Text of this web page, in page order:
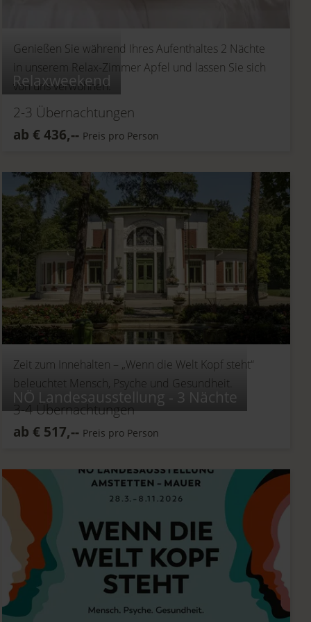
Relaxweekend
Genießen Sie während Ihres Aufenthaltes 2 Nächte
in unserem Relax-Zimmer Apfel und lassen Sie sich
von uns verwöhnen.
2-3 Übernachtungen
ab € 436,-- Preis pro Person
NÖ Landesausstellung - 3 Nächte
Zeit zum Innehalten – „Wenn die Welt Kopf steht“
beleuchtet Mensch, Psyche und Gesundheit.
3-4Übernachtungen
ab € 517,-- Preis pro Person